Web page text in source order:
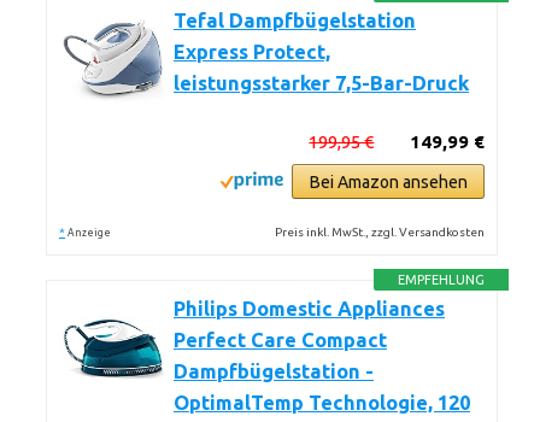
Tefal Dampfbügelstation
Express Protect,
leistungsstarker 7,5-Bar-Druck
149,99 €
199,95 €
Bei Amazon ansehen
* Anzeige Preis inkl. MwSt., zzgl. Versandkosten
EMPFEHLUNG
Philips Domestic Appliances
Perfect Care Compact
Dampfbügelstation -
OptimalTemp Technologie, 120